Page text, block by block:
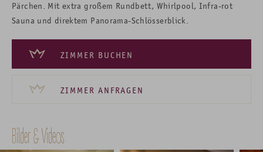
Pärchen. Mit extra großem Rundbett, Whirlpool, Infra-rot
Sauna und direktem Panorama-Schlösserblick.
ZIMMER BUCHEN
ZIMMER ANFRAGEN
Bilder & Videos